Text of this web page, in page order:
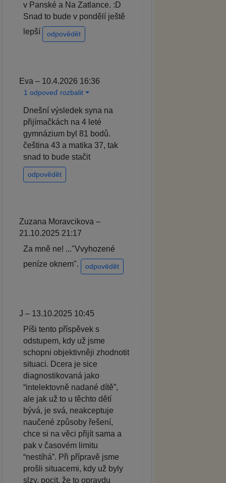
v Panské a Na Zatlance. :D
Snad to bude v pondělí ještě
lepší
odpovědět
Eva – 10.4.2026 16:36
1 odpoveď rozbalit
Dnešní výsledek syna na
přijímačkách na 4 leté
gymnázium byl 81 bodů.
čeština 43 a matika 37, tak
snad to bude stačit
odpovědět
Zuzana Moravcikova –
21.10.2025 21:17
Za mně ne! ..."Vvyhozené
peníze oknem".
odpovědět
J – 13.10.2025 10:45
Píši tento příspěvek s
odstupem, kdy už jsme
schopni objektivněji zhodnotit
situaci. Dcera je sice
diagnostikovaná jako
“intelektovně nadané dítě”,
ale jak už to u těchto dětí
bývá, je svá, neakceptuje
naučené způsoby řešení,
chce si na věci přijít sama a
pak v časovém limitu
“nestíhá”. Při přípravě jsme
prošli situacemi, kdy už byly
slzy, pocit, že to opravdu